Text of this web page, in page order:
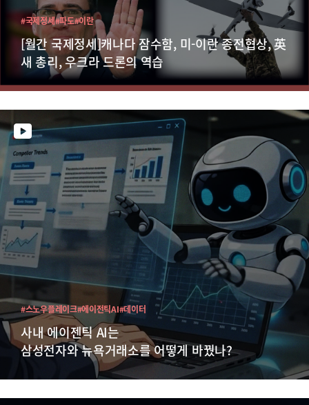
[월간 국제정세]캐나다 잠수함, 미-이란 종전협상, 英
새 총리, 우크라 드론의 역습
#국제정세#파도#이란
사내 에이젠틱 AI는
삼성전자와 뉴욕거래소를 어떻게 바꿨나?
#스노우플레이크#에이전틱AI#데이터